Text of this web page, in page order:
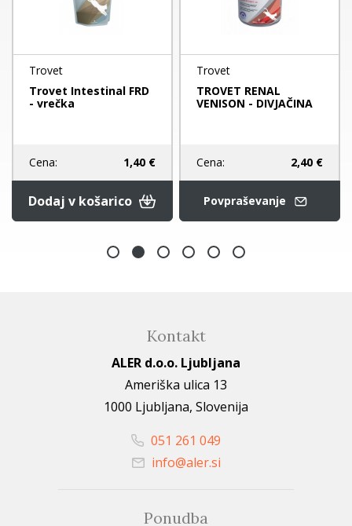
Trovet
Trovet Intestinal FRD
- vrečka
Cena: 1,40 €
Dodaj v košarico
Trovet
TROVET RENAL
VENISON - DIVJAČINA
Cena: 2,40 €
Povpraševanje
Kontakt
ALER d.o.o. Ljubljana
Ameriška ulica 13
1000 Ljubljana, Slovenija
051 261 049
info@aler.si
Ponudba